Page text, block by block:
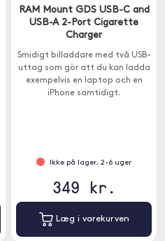
RAM Mount GDS USB-C and
USB-A 2-Port Cigarette
Charger
Smidigt billaddare med två USB-
uttag som gör att du kan ladda
exempelvis en laptop och en
iPhone samtidigt.
Ikke på lager, 2-6 uger
349 kr.
Læg i varekurven